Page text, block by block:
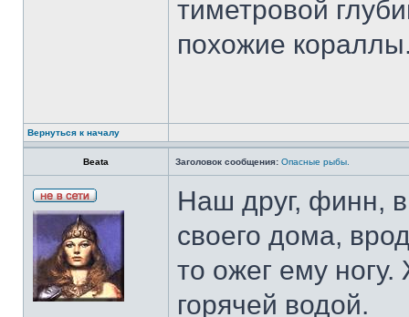
тиметровой
похожие
Вернуться к началу
Beata Заголовок сообщения: Опасные рыбы.
Наш друг, финн,
своего дома,
то ожег ему
горячей водой.